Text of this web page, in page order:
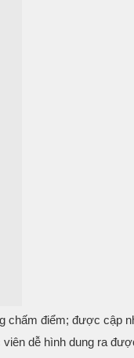
chấm điểm; được cập
dễ hình dung ra